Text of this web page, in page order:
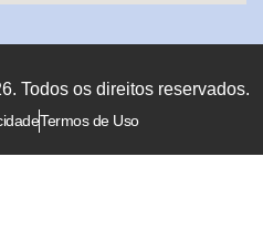
Todos os direitos reservados.
Termos de Uso